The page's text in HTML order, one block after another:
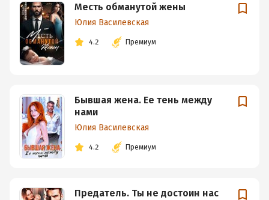
Месть обманутой жены
Юлия Василевская
4.2 Премиум
Бывшая жена. Ее тень между
нами
Юлия Василевская
4.2 Премиум
Предатель. Ты не достоин нас